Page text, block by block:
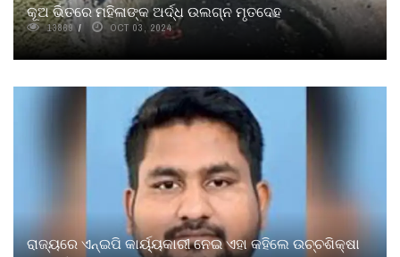
କୂଅ ଭିତରେ ମହିଳାଙ୍କ ଅର୍ଦ୍ଧ ଉଲଗ୍ନ ମୃତଦେହ
13869 OCT 03, 2024
ରାଜ୍ୟରେ ଏନ୍‌ଇପି କାର୍ୟ୍ୟକାରୀ ନେଇ ଏହା କହିଲେ ଉଚ୍ଚଶିକ୍ଷା